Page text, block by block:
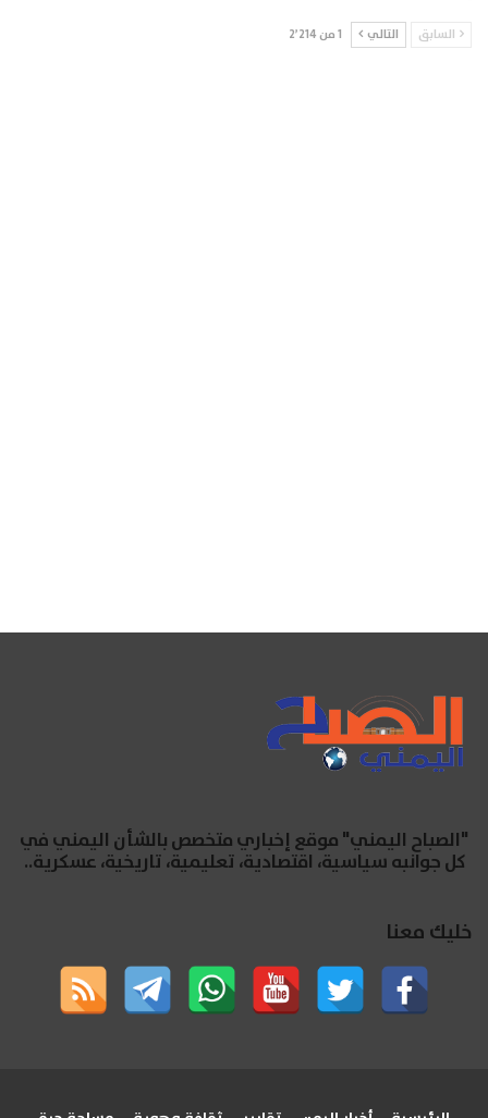
السابق التالي 1 من 2٬214
"الصباح اليمني" موقع إخباري متخصص بالشأن اليمني في
كل جوانبه سياسية، اقتصادية، تعليمية، تاريخية، عسكرية..
خليك معنا